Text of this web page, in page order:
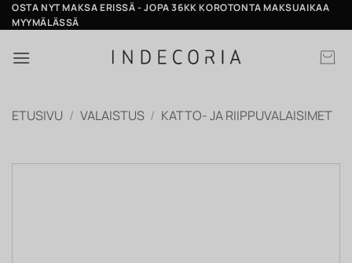
Skip
to
OSTA NYT MAKSA ERISSÄ - JOPA 36KK KOROTONTA MAKSUAIKAA
MYYMÄLÄSSÄ
ETUSIVU / VALAISTUS / KATTO- JA RIIPPUVALAISIMET